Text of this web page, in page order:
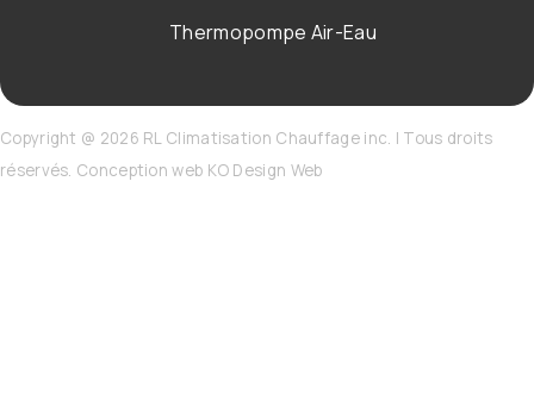
Thermopompe Air-Eau
Copyright @ 2026 RL Climatisation Chauffage inc. | Tous droits
réservés. Conception web KO Design Web